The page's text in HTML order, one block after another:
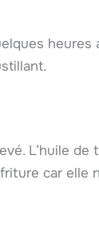
heures
L’huile de
car elle